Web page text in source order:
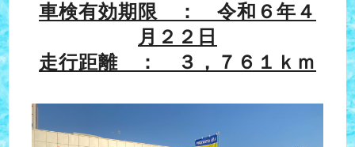
車検有効期限 ： 令和６年４
月２２日
走行距離 ： ３，７６１ｋｍ